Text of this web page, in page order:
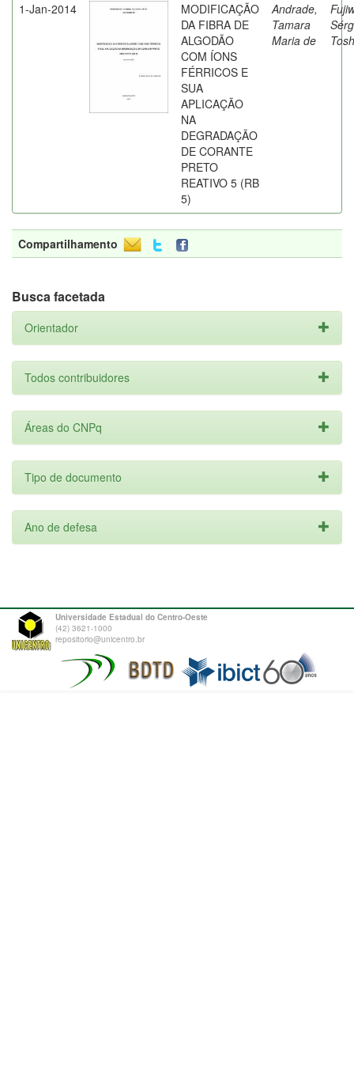
1-Jan-2014
MODIFICAÇÃO
DA FIBRA DE
ALGODÃO
COM ÍONS
FÉRRICOS E
SUA
APLICAÇÃO
NA
DEGRADAÇÃO
DE CORANTE
PRETO
REATIVO 5 (RB
5)
Andrade,
Tamara
Maria de
Compartilhamento
Busca facetada
Orientador
Todos contribuidores
Áreas do CNPq
Tipo de documento
Ano de defesa
Universidade Estadual do Centro-Oeste
(42) 3621-1000
repositorio@unicentro.br